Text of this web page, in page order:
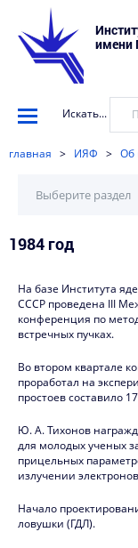
имени
Искать...
главная > ИЯФ > Об
2025
2023
2022
2021
2019
Юбилей ИЯФ
2018
Выберите раздел
1984 год
На базе Института
СССР проведена III
конференция по
встречных пучках.
Во втором квартале
проработал на
простоев составило
Ю. А. Тихонов
для молодых ученых
прицельных
излучении
Начало
ловушки (ГДЛ).